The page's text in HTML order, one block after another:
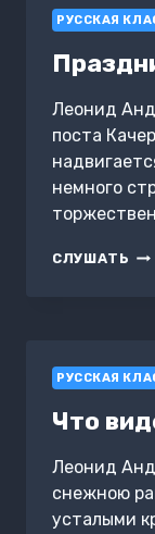
РУССКАЯ
Леонид
поста
немного
СЛУШАТЬ
РУССКАЯ
Что
Леонид
снежною
усталыми